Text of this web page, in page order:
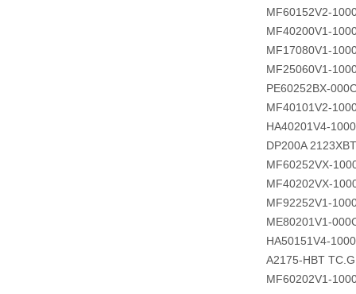
MF60152V2-
MF40200V1-
MF17080V1-
MF25060V1-
PE60252BX-
MF40101V2-
HA40201V4-
DP200A
MF60252VX-
MF40202VX-
MF92252V1-
ME80201V1-
HA50151V4-
A2175-HBT
MF60202V1-